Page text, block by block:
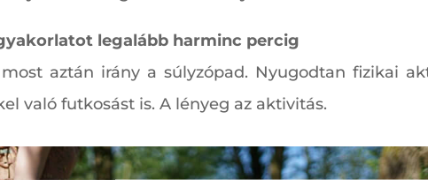
legalább harminc percig
aztán irány a súlyzópad. Nyugodtan fizikai
való futkosást is. A lényeg az aktivitás.